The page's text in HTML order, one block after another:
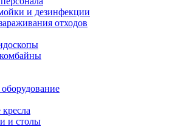
и дезинфекции
отходов
и столы